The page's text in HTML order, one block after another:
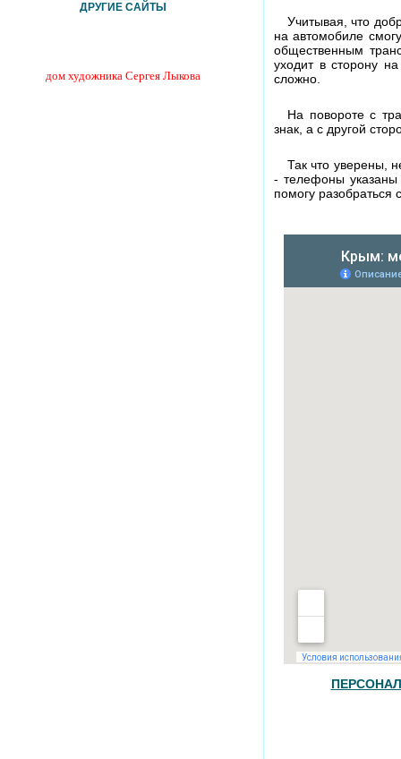
ДРУГИЕ САЙТЫ
дом художника Сергея Лыкова
Учитывая, что
на автомобиле
общественным
уходит в сторону
сложно.
На повороте с
знак, а с другой
Так что уверены,
- телефоны указаны
помогу